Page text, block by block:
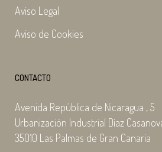
Aviso Legal
Aviso de Cookies
CONTACTO
Avenida República de Nicaragua , 5
Urbanización Industrial Díaz
35010 Las Palmas de Gran Canaria